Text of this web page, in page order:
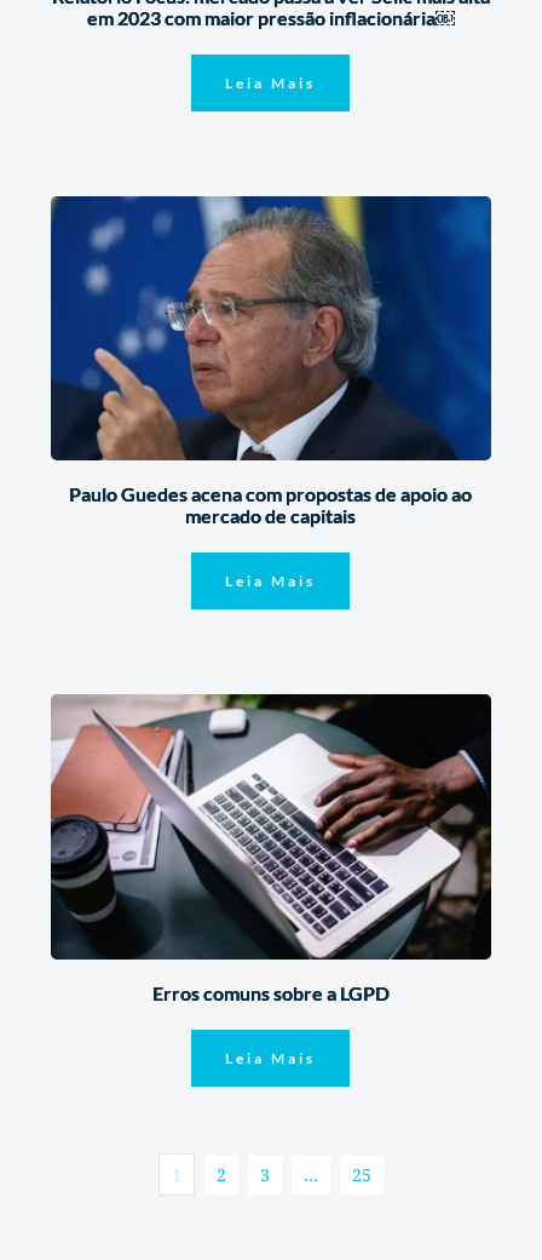
em 2023 com maior pressão inflacionária￼
Leia Mais
Paulo Guedes acena com propostas de apoio ao
mercado de capitais
Leia Mais
Erros comuns sobre a LGPD
Leia Mais
1 2 3 … 25